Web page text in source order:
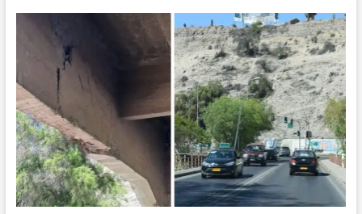
Sol
Vallenar
listo
para
recibir
el
Año
Escolar
2025
tras
millonaria
remodelación